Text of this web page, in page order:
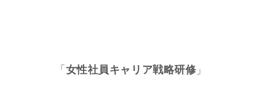
「女性社員キャリア戦略研修」